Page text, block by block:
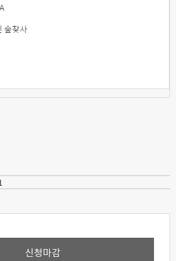
숲찾사
신청마감